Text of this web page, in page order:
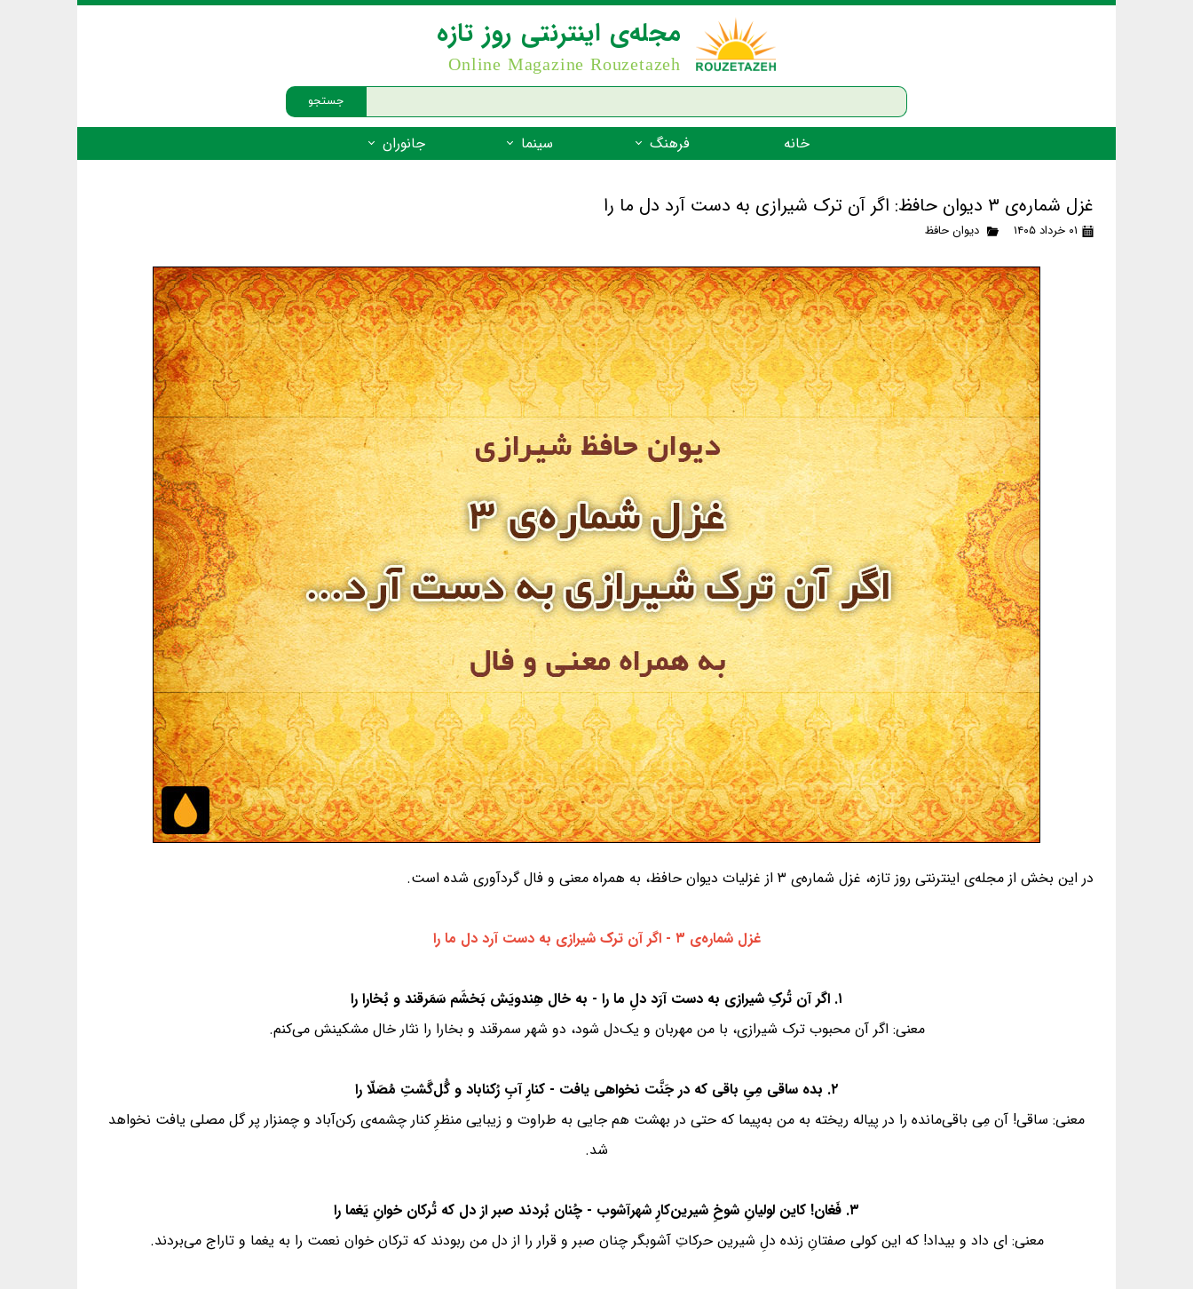
جستجو
مجله‌ی اینترنتی روز تازه
Online Magazine Rouzetazeh
خانه فرهنگ
نام‌نامه
ضرب المثل
شعر فارسی
زندگینامه‌ی بزرگان
گفتاورد
سینما جانوران
جانوران مهره‌دار - دوزیستان
جانوران مهره‌دار - ماهیان
جانوران مهره‌دار - فهرست‌ها
غزل شماره‌ی ۳ دیوان حافظ: اگر آن ترک شیرازی به دست آرد دل ما را
۰۱ خرداد ۱۴۰۵ دیوان حافظ
در این بخش از مجله‌ی اینترنتی روز تازه، غزل شماره‌ی ۳ از غزلیات دیوان حافظ، به همراه معنی و فال گردآوری شده است.
غزل شماره‌ی ۳ - اگر آن ترک شیرازی به دست آرد دل ما را
۱. اگر آن تُرکِ شیرازی به‌‌ دست‌ آرَد دلِ ما را - به خال هِندویَش بَخشَم سَمَرقند و بُخارا را
معنی: اگر آن محبوب ترک شیرازی، با من مهربان و یک‌دل شود، دو شهر سمرقند و بخارا را نثار خال مشکینش می‌کنم.
۲. بده ساقی مِیِ باقی که در جَنَّت نخواهی یافت - کنارِ آبِ رُکناباد و گُل‌گَشتِ مُصَلّا را
معنی: ساقی! آن مِی باقی‌مانده را در پیاله ریخته به من به‌پیما که حتی در بهشت هم جایی به طراوت و زیبایی منظرِ کنار چشمه‌ی رکن‌آباد و چمنزار پر گل مصلی یافت نخواهد
شد.
۳. فَغان! کاین لولیانِ شوخِ شیرین‌کارِ شهرآشوب - چُنان بُردند صبر از دل که تُرکان خوانِ یَغما را
معنی: ای داد و بیداد! که این کولی صفتانِ زنده دلِ شیرین حرکاتِ آشوبگر چنان صبر و قرار را از دل من ربودند که ترکان خوان نعمت را به یغما و تاراج می‌بردند.